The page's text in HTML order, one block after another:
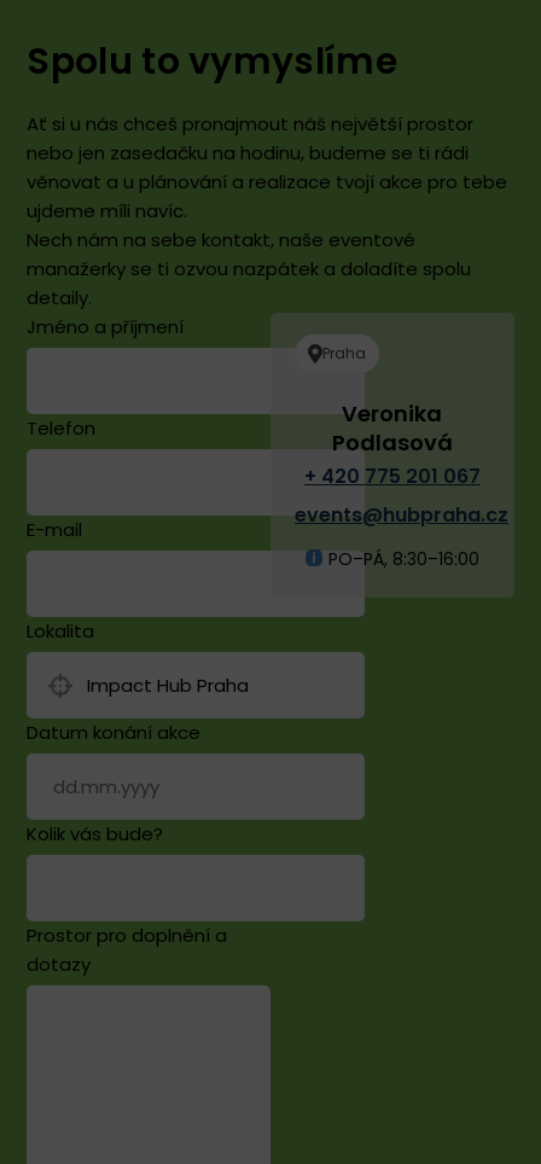
skvělým
personálem
o
jedno
z
nejoblíbenějších
míst
v
Praze.
Doporučuji!
:)
Spolu to vymyslíme
Ať si u nás chceš pronajmout náš největší prostor
nebo jen zasedačku na hodinu, budeme se ti rádi
věnovat a u plánování a realizace tvojí akce pro tebe
ujdeme míli navíc.
Nech nám na sebe kontakt, naše eventové
manažerky se ti ozvou nazpátek a doladíte spolu
detaily.
Jméno a příjmení
Telefon
E-mail
Lokalita
Datum konání akce
Kolik vás bude?
Prostor pro doplnění a
dotazy
Praha
Veronika
Podlasová
+ 420 775 201 067
events@hubpraha.cz
PO–PÁ, 8:30–16:00